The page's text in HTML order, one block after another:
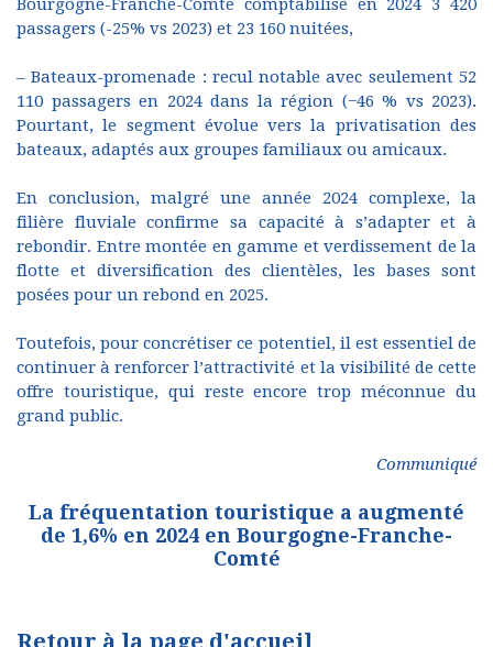
passagers (-25% vs 2023) et 23 160 nuitées,
– Bateaux-promenade : recul notable avec seulement 52
110 passagers en 2024 dans la région (−46 % vs 2023).
Pourtant, le segment évolue vers la privatisation des
bateaux, adaptés aux groupes familiaux ou amicaux.
En conclusion, malgré une année 2024 complexe, la
filière fluviale confirme sa capacité à s’adapter et à
rebondir. Entre montée en gamme et verdissement de la
flotte et diversification des clientèles, les bases sont
posées pour un rebond en 2025.
Toutefois, pour concrétiser ce potentiel, il est essentiel de
continuer à renforcer l’attractivité et la visibilité de cette
offre touristique, qui reste encore trop méconnue du
grand public.
Communiqué
La fréquentation touristique a augmenté
de 1,6% en 2024 en Bourgogne-Franche-
Comté
Retour à la page d'accueil